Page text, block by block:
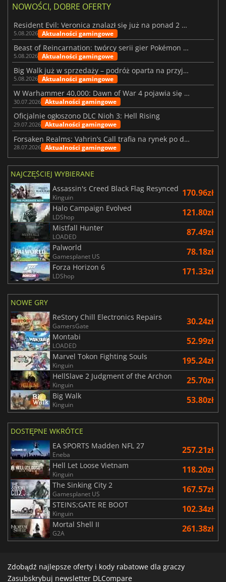
NOWOŚCI, DOBRE OFERTY
Resident Evil: Veronica znalazł się już na ponad 2 milionach list życzeń
5.08.2026 Aktualności gamingowe
Beast of Reincarnation: twórcy serii gier Pokémon wkraczają na nową ścieżkę
5.08.2026 Aktualności gamingowe
Big Walk już w sprzedaży – podróż oparta na przyjaźni
5.08.2026 Aktualności gamingowe
W Warhammer 40,000: Dawn of War 4 pojawia się frakcja Nekronów
30.07.2026 Aktualności gamingowe
Oficjalnie ogłoszono DLC Nioh 3: Hell Rising
29.07.2026 Aktualności gamingowe
Forsaken Realms: Vahrin’s Call trafia na rynek po dziesięciu latach prac
28.07.2026 Aktualności gamingowe
NAJCZĘŚCIEJ WYBIERANE
Assassin's Creed Black Flag Resynced
Kinguin 170.96zł
Halo Campaign Evolved
LDShop 121.80zł
Mistfall Hunter
LOADED 87.49zł
Palworld
Gamesplanet US 78.18zł
Forza Horizon 6
LDShop 171.33zł
NOWE GRY
ReStory Chill Electronics Repairs
GamersGate 30.24zł
Montabi
LOADED 52.99zł
Marvel Tokon Fighting Souls
Kinguin 195.24zł
HellSlave 2 Judgment of the Archon
Kinguin 25.70zł
Big Walk
Kinguin 53.80zł
DOSTĘPNE WKRÓTCE
EA SPORTS Madden NFL 27
Eneba 257.21zł
Hell Let Loose Vietnam
Kinguin 118.20zł
The Sinking City 2
Gamesplanet US 167.57zł
STEINS;GATE RE BOOT
Kinguin 102.34zł
Mortal Shell II
G2A 261.38zł
Zdobądź najlepsze oferty i kody rabatowe dla graczy
Zasubskrybuj newsletter DLCompare